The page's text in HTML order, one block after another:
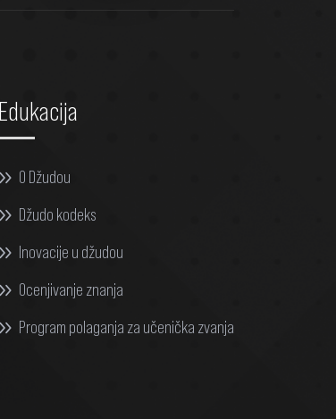
Edukacija
O Džudou
Džudo kodeks
Inovacije u džudou
Ocenjivanje znanja
Program polaganja za učenička zvanja